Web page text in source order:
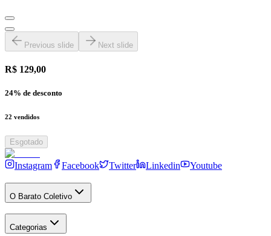
Previous slide Next slide
R$ 129,00
24% de desconto
22 vendidos
Esgotado
Instagram Facebook Twitter Linkedin Youtube
O Barato Coletivo
Categorias